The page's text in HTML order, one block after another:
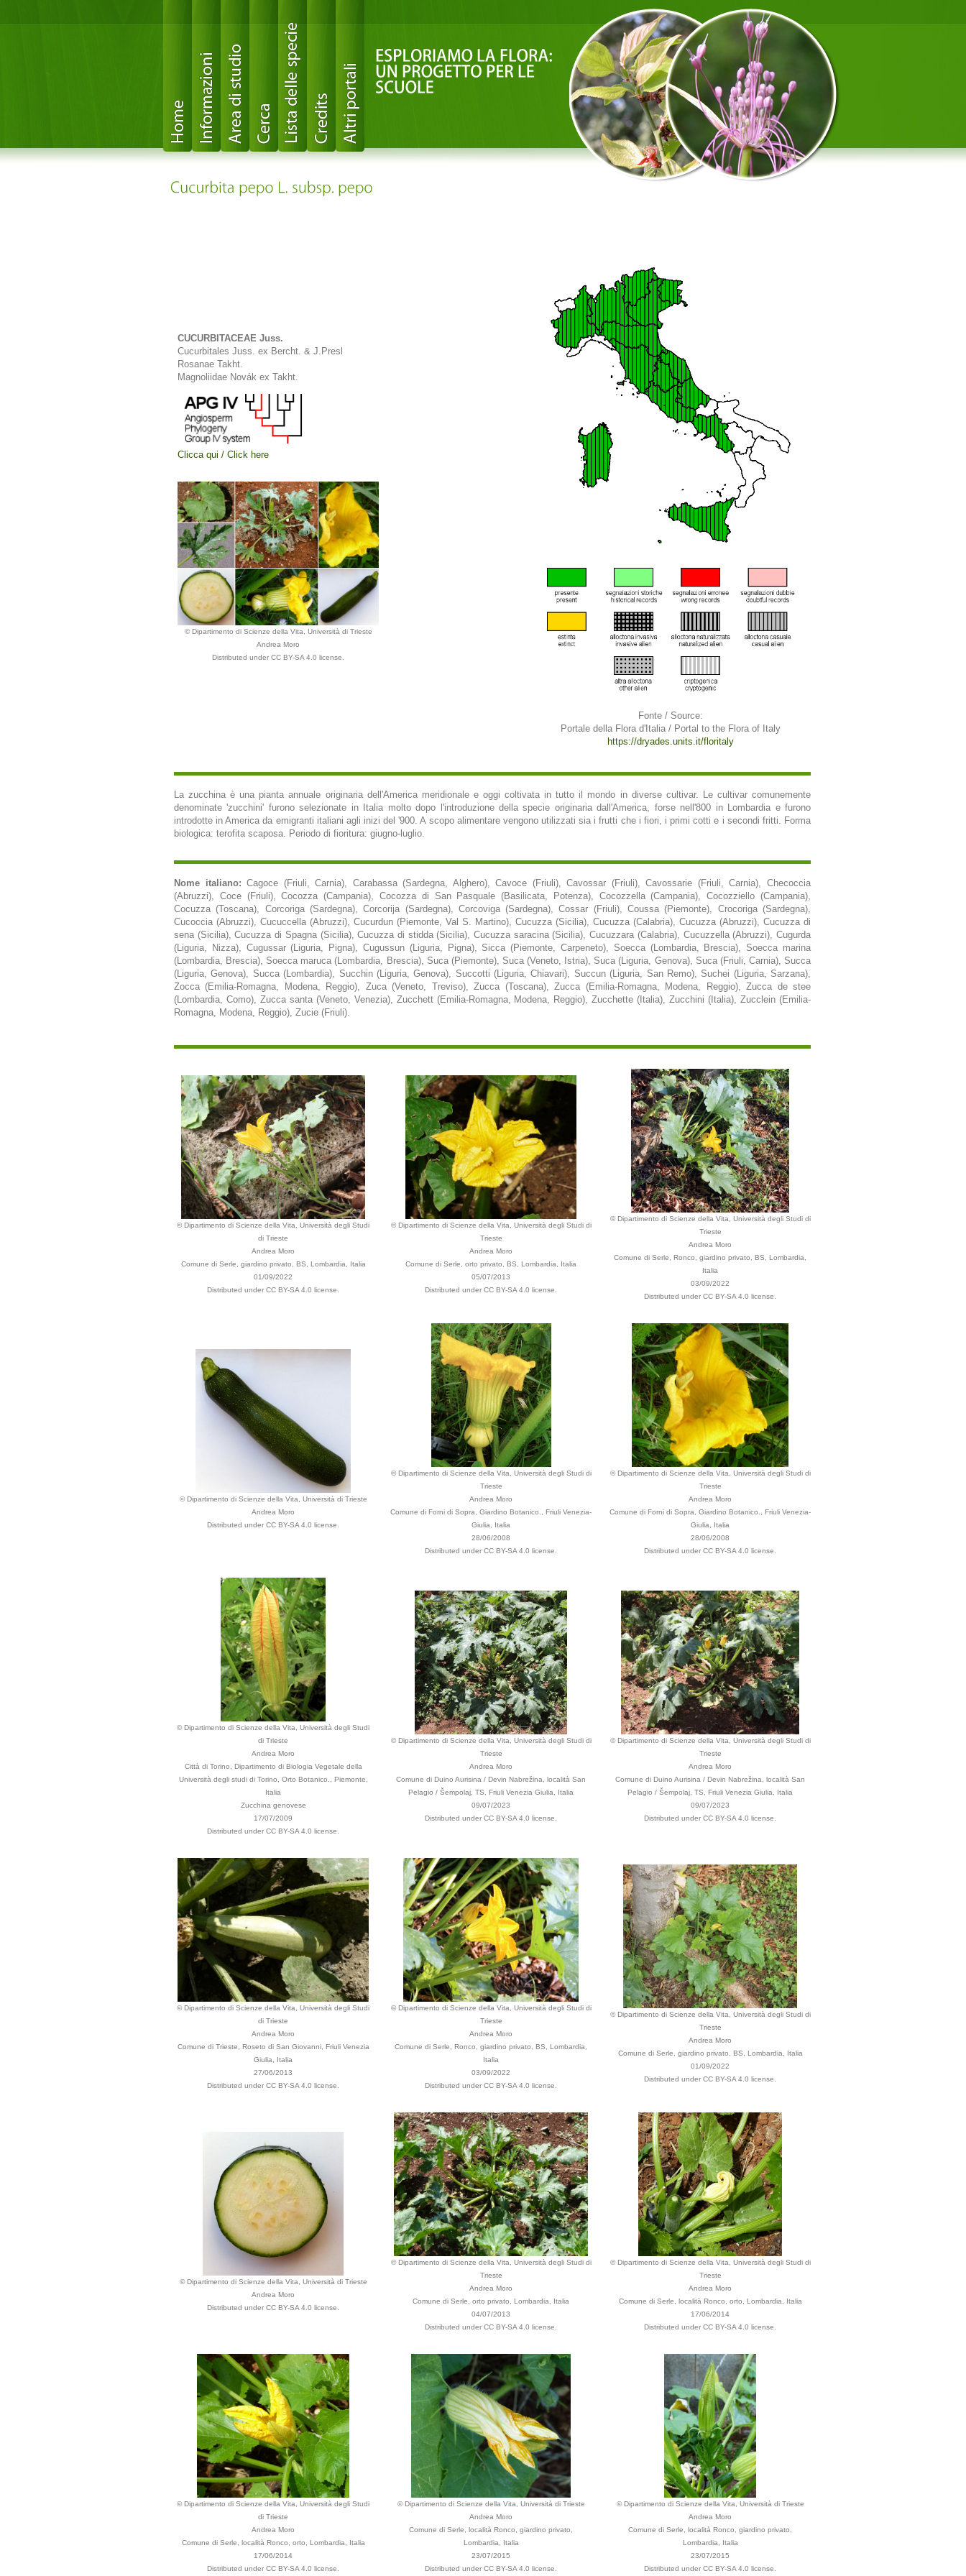
CUCURBITACEAE Juss.
Cucurbitales Juss. ex Bercht. & J.Presl
Rosanae Takht.
Magnoliidae Novák ex Takht.
Clicca qui / Click here
© Dipartimento di Scienze della Vita, Università di Trieste
Andrea Moro
Distributed under CC BY-SA 4.0 license.
Fonte / Source:
Portale della Flora d'Italia / Portal to the Flora of Italy
https://dryades.units.it/floritaly
La zucchina è una pianta annuale originaria dell'America meridionale e oggi coltivata in tutto il mondo in diverse cultivar. Le cultivar comunemente
denominate 'zucchini' furono selezionate in Italia molto dopo l'introduzione della specie originaria dall'America, forse nell'800 in Lombardia e furono
introdotte in America da emigranti italiani agli inizi del '900. A scopo alimentare vengono utilizzati sia i frutti che i fiori, i primi cotti e i secondi fritti. Forma
biologica: terofita scaposa. Periodo di fioritura: giugno-luglio.
Nome italiano:Cagoce (Friuli, Carnia), Carabassa (Sardegna, Alghero), Cavoce (Friuli), Cavossar (Friuli), Cavossarie (Friuli, Carnia), Checoccia
(Abruzzi), Coce (Friuli), Cocozza (Campania), Cocozza di San Pasquale (Basilicata, Potenza), Cocozzella (Campania), Cocozziello (Campania),
Cocuzza (Toscana), Corcoriga (Sardegna), Corcorija (Sardegna), Corcoviga (Sardegna), Cossar (Friuli), Coussa (Piemonte), Crocoriga (Sardegna),
Cucoccia (Abruzzi), Cucuccella (Abruzzi), Cucurdun (Piemonte, Val S. Martino), Cucuzza (Sicilia), Cucuzza (Calabria), Cucuzza (Abruzzi), Cucuzza di
sena (Sicilia), Cucuzza di Spagna (Sicilia), Cucuzza di stidda (Sicilia), Cucuzza saracina (Sicilia), Cucuzzara (Calabria), Cucuzzella (Abruzzi), Cugurda
(Liguria, Nizza), Cugussar (Liguria, Pigna), Cugussun (Liguria, Pigna), Sicca (Piemonte, Carpeneto), Soecca (Lombardia, Brescia), Soecca marina
(Lombardia, Brescia), Soecca maruca (Lombardia, Brescia), Suca (Piemonte), Suca (Veneto, Istria), Suca (Liguria, Genova), Suca (Friuli, Carnia), Succa
(Liguria, Genova), Succa (Lombardia), Succhin (Liguria, Genova), Succotti (Liguria, Chiavari), Succun (Liguria, San Remo), Suchei (Liguria, Sarzana),
Zocca (Emilia-Romagna, Modena, Reggio), Zuca (Veneto, Treviso), Zucca (Toscana), Zucca (Emilia-Romagna, Modena, Reggio), Zucca de stee
(Lombardia, Como), Zucca santa (Veneto, Venezia), Zucchett (Emilia-Romagna, Modena, Reggio), Zucchette (Italia), Zucchini (Italia), Zucclein (Emilia-
Romagna, Modena, Reggio), Zucie (Friuli).
© Dipartimento di Scienze della Vita, Università degli Studi
di Trieste
Andrea Moro
Comune di Serle, giardino privato, BS, Lombardia, Italia
01/09/2022
Distributed under CC BY-SA 4.0 license.
© Dipartimento di Scienze della Vita, Università degli Studi di
Trieste
Andrea Moro
Comune di Serle, orto privato, BS, Lombardia, Italia
05/07/2013
Distributed under CC BY-SA 4.0 license.
© Dipartimento di Scienze della Vita, Università degli Studi di
Trieste
Andrea Moro
Comune di Serle, Ronco, giardino privato, BS, Lombardia,
Italia
03/09/2022
Distributed under CC BY-SA 4.0 license.
© Dipartimento di Scienze della Vita, Università di Trieste
Andrea Moro
Distributed under CC BY-SA 4.0 license.
© Dipartimento di Scienze della Vita, Università degli Studi di
Trieste
Andrea Moro
Comune di Forni di Sopra, Giardino Botanico., Friuli Venezia-
Giulia, Italia
28/06/2008
Distributed under CC BY-SA 4.0 license.
© Dipartimento di Scienze della Vita, Università degli Studi di
Trieste
Andrea Moro
Comune di Forni di Sopra, Giardino Botanico., Friuli Venezia-
Giulia, Italia
28/06/2008
Distributed under CC BY-SA 4.0 license.
© Dipartimento di Scienze della Vita, Università degli Studi
di Trieste
Andrea Moro
Città di Torino, Dipartimento di Biologia Vegetale della
Università degli studi di Torino, Orto Botanico., Piemonte,
Italia
Zucchina genovese
17/07/2009
Distributed under CC BY-SA 4.0 license.
© Dipartimento di Scienze della Vita, Università degli Studi di
Trieste
Andrea Moro
Comune di Duino Aurisina / Devin Nabrežina, località San
Pelagio / Šempolaj, TS, Friuli Venezia Giulia, Italia
09/07/2023
Distributed under CC BY-SA 4.0 license.
© Dipartimento di Scienze della Vita, Università degli Studi di
Trieste
Andrea Moro
Comune di Duino Aurisina / Devin Nabrežina, località San
Pelagio / Šempolaj, TS, Friuli Venezia Giulia, Italia
09/07/2023
Distributed under CC BY-SA 4.0 license.
© Dipartimento di Scienze della Vita, Università degli Studi
di Trieste
Andrea Moro
Comune di Trieste, Roseto di San Giovanni, Friuli Venezia
Giulia, Italia
27/06/2013
Distributed under CC BY-SA 4.0 license.
© Dipartimento di Scienze della Vita, Università degli Studi di
Trieste
Andrea Moro
Comune di Serle, Ronco, giardino privato, BS, Lombardia,
Italia
03/09/2022
Distributed under CC BY-SA 4.0 license.
© Dipartimento di Scienze della Vita, Università degli Studi di
Trieste
Andrea Moro
Comune di Serle, giardino privato, BS, Lombardia, Italia
01/09/2022
Distributed under CC BY-SA 4.0 license.
© Dipartimento di Scienze della Vita, Università di Trieste
Andrea Moro
Distributed under CC BY-SA 4.0 license.
© Dipartimento di Scienze della Vita, Università degli Studi di
Trieste
Andrea Moro
Comune di Serle, orto privato, Lombardia, Italia
04/07/2013
Distributed under CC BY-SA 4.0 license.
© Dipartimento di Scienze della Vita, Università degli Studi di
Trieste
Andrea Moro
Comune di Serle, località Ronco, orto, Lombardia, Italia
17/06/2014
Distributed under CC BY-SA 4.0 license.
© Dipartimento di Scienze della Vita, Università degli Studi
di Trieste
Andrea Moro
Comune di Serle, località Ronco, orto, Lombardia, Italia
17/06/2014
Distributed under CC BY-SA 4.0 license.
© Dipartimento di Scienze della Vita, Università di Trieste
Andrea Moro
Comune di Serle, località Ronco, giardino privato,
Lombardia, Italia
23/07/2015
Distributed under CC BY-SA 4.0 license.
© Dipartimento di Scienze della Vita, Università di Trieste
Andrea Moro
Comune di Serle, località Ronco, giardino privato,
Lombardia, Italia
23/07/2015
Distributed under CC BY-SA 4.0 license.